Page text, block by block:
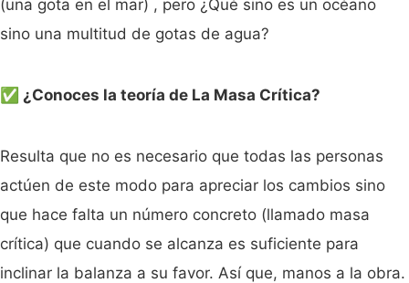
(una gota en el mar) , pero ¿Qué sino es un océano
sino una multitud de gotas de agua?
✅ ¿Conoces la teoría de La Masa Crítica?
Resulta que no es necesario que todas las personas
actúen de este modo para apreciar los cambios sino
que hace falta un número concreto (llamado masa
crítica) que cuando se alcanza es suficiente para
inclinar la balanza a su favor. Así que, manos a la obra.